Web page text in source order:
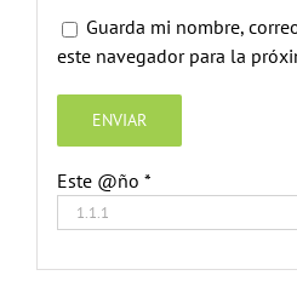
Guarda mi nombre,
este navegador para la
Este @ño *